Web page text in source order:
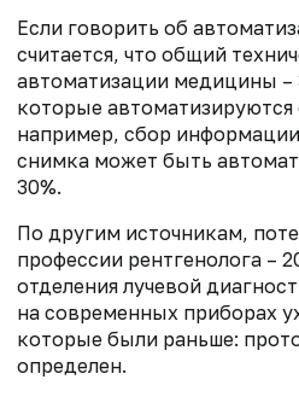
Если говорить об
считается, что общий
автоматизации медицины –
которые автоматизируются
например, сбор
снимка может быть
30%.
По другим источникам,
профессии рентгенолога –
отделения лучевой
на современных приборах
которые были раньше:
определен.